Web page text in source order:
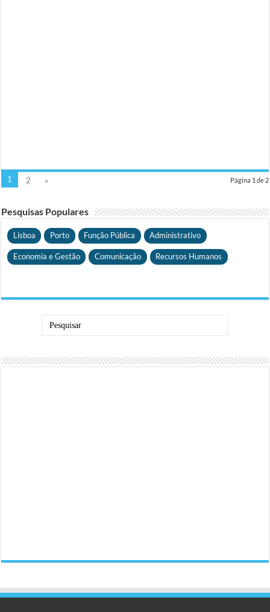
Página 1 de 2
1 2 »
Pesquisas Populares
Lisboa Porto Função Pública Administrativo
Economia e Gestão Comunicação Recursos Humanos